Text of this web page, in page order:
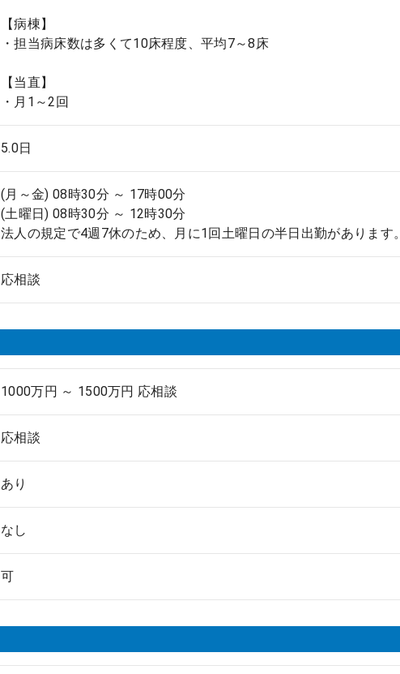
【病棟】
・担当病床数は多くて10床程度、平均7～8床
【当直】
・月1～2回
5.0日
(月～金) 08時30分 ～ 17時00分
(土曜日) 08時30分 ～ 12時30分
法人の規定で4週7休のため、月に1回土曜日の半日出勤があります。
応相談
1000万円 ～ 1500万円 応相談
応相談
あり
なし
可